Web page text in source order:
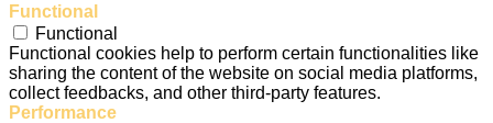
Functional
Functional
Functional cookies help to perform certain functionalities like
sharing the content of the website on social media platforms,
collect feedbacks, and other third-party features.
Performance